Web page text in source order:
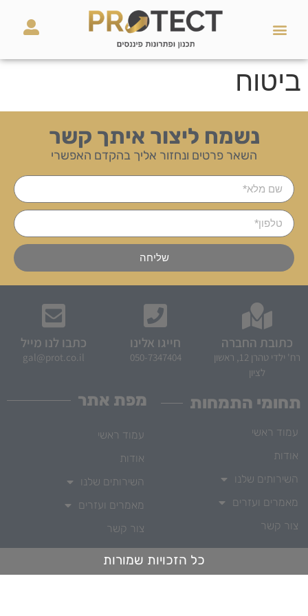
ביטוח
נשמח ליצור איתך קשר
השאר פרטים ונחזור אליך בהקדם האפשרי
שליחה
מפת אתר
עמוד ראשי
אודות
השירותים שלנו
מאמרים ועזרים
צור קשר
תחומי התמחות
עמוד ראשי
אודות
השירותים שלנו
מאמרים ועזרים
צור קשר
כתובת החברה
רח' ילדי טהרן 12, ראשון
לציון
חייגו אלינו
050-7347404
כתבו לנו מייל
gal@prot.co.il
כל הזכויות שמורות